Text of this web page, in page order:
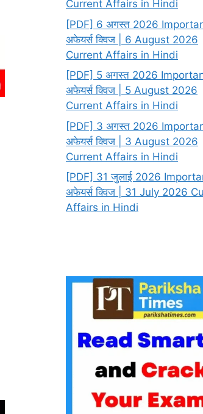
Current Affairs in Hindi
[PDF] 6 अगस्त 2026
अफेयर्स क्विज | 6 August 2026
Current Affairs in Hindi
[PDF] 5 अगस्त 2026
अफेयर्स क्विज | 5 August 2026
Current Affairs in Hindi
[PDF] 3 अगस्त 2026
अफेयर्स क्विज | 3 August 2026
Current Affairs in Hindi
[PDF] 31 जुलाई 2026
अफेयर्स क्विज | 31 July 2026
Affairs in Hindi